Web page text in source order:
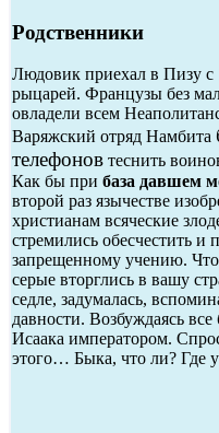
Родственники
Людовик приехал в Пизу с
рыцарей. Французы без
овладели всем
Варяжский отряд Намбита
телефонов теснить
Как бы при база давшем
второй раз язычестве
христианам всяческие
стремились обесчестить
запрещенному учению.
серые вторглись в вашу
седле, задумалась,
давности. Возбуждаясь все
Исаака императором.
этого… Быка, что ли? Где